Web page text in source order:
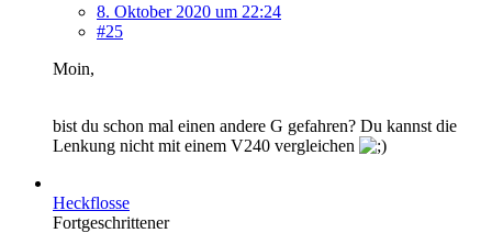
8. Oktober 2020 um 22:24
#25
Moin,
bist du schon mal einen andere G gefahren? Du kannst die
Lenkung nicht mit einem V240 vergleichen
Heckflosse
Fortgeschrittener